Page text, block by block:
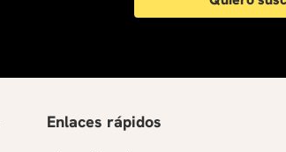
Enlaces rápidos